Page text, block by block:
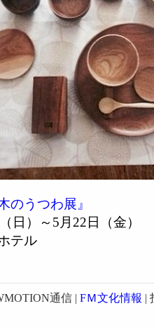
のうつわ展』
日）～5月22日（金）
テル
通信 | FＭ文化情報 |